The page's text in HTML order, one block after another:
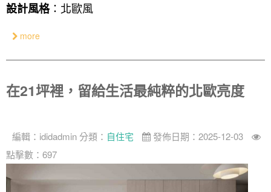
設計風格：北歐風
more
在21坪裡，留給生活最純粹的北歐亮度
編輯： ididadmin 分類： 自住宅
發佈日期：2025-12-03
點擊數：697